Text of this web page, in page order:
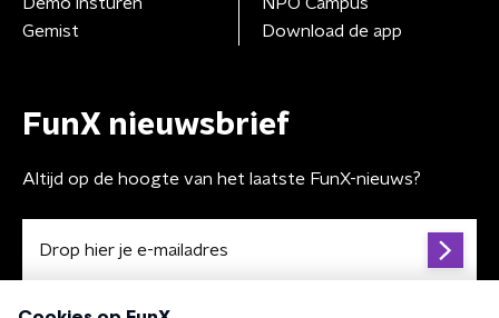
Gemist
Download de app
FunX nieuwsbrief
Altijd op de hoogte van het laatste FunX-nieuws?